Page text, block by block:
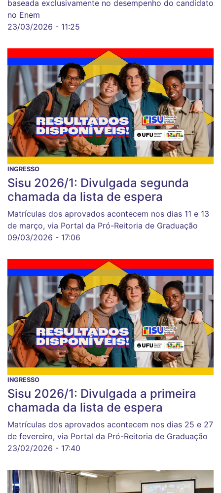
baseada exclusivamente no desempenho do candidato
no Enem
23/03/2026 - 11:25
INGRESSO
Sisu 2026/1: Divulgada segunda
chamada da lista de espera
Matrículas dos aprovados acontecem nos dias 11 e 13
de março, via Portal da Pró-Reitoria de Graduação
09/03/2026 - 17:06
INGRESSO
Sisu 2026/1: Divulgada a primeira
chamada da lista de espera
Matrículas dos aprovados acontecem nos dias 25 e 27
de fevereiro, via Portal da Pró-Reitoria de Graduação
23/02/2026 - 17:40